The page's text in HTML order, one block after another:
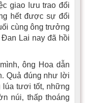
giao lưu trao đổi
hết được sự đổi
cùng ông trưởng
Lai nay đã hồi
ông Hoa dẫn
Quả đúng như lời
lúa tươi tốt, những
núi, thấp thoáng